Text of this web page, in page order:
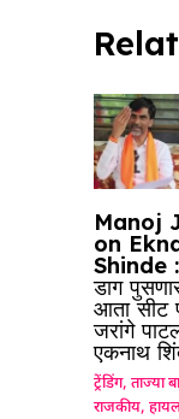
k
Manoj
on
Shinde :
डाग
आता सीट
जरांगे
एकनाथ
ट्रेंडिंग,ताज्या
राजकीय,